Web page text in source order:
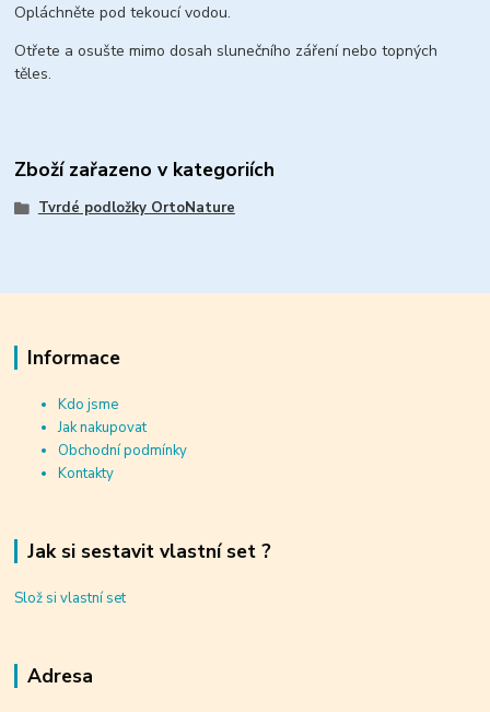
Opláchněte pod tekoucí vodou.
Otřete a osušte mimo dosah slunečního záření nebo topných
těles.
Zboží zařazeno v kategoriích
Tvrdé podložky OrtoNature
Informace
Kdo jsme
Jak nakupovat
Obchodní podmínky
Kontakty
Jak si sestavit vlastní set ?
Slož si vlastní set
Adresa